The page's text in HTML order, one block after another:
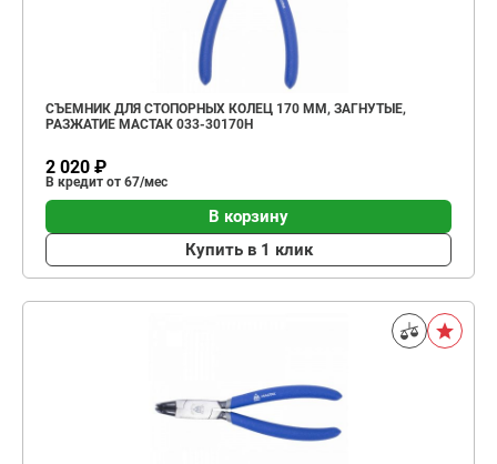
СЪЕМНИК ДЛЯ СТОПОРНЫХ КОЛЕЦ 170 ММ, ЗАГНУТЫЕ,
РАЗЖАТИЕ МАСТАК 033-30170H
2 020 ₽
В кредит от 67/мес
В корзину
Купить в 1 клик